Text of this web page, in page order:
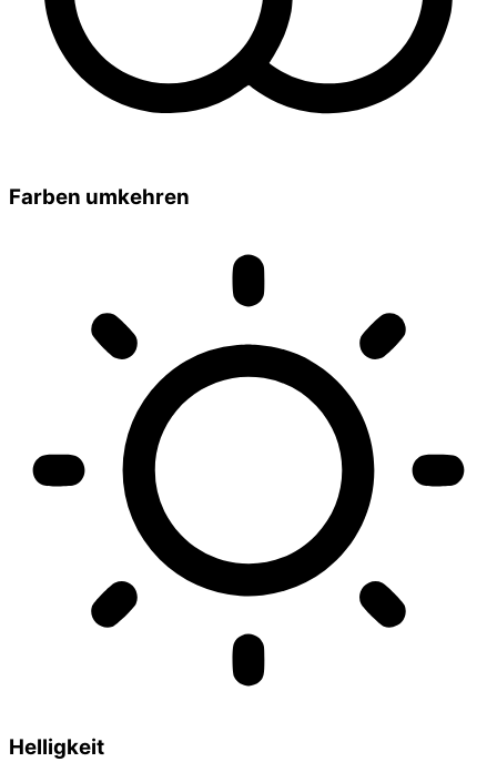
Farben umkehren
Helligkeit